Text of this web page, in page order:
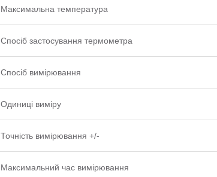
Максимальна температура
Спосіб застосування термометра
Спосіб вимірювання
Одиниці виміру
Точність вимірювання +/-
Максимальний час вимірювання